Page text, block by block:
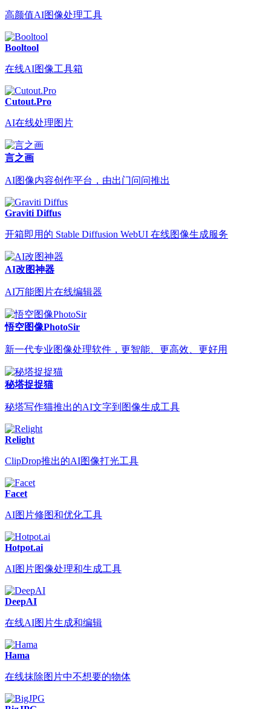
高颜值AI图像处理工具
Booltool
在线AI图像工具箱
Cutout.Pro
AI在线处理图片
言之画
AI图像内容创作平台，由出门问问推出
Graviti Diffus
开箱即用的 Stable Diffusion WebUI 在线图像生成服务
AI改图神器
AI万能图片在线编辑器
悟空图像PhotoSir
新一代专业图像处理软件，更智能、更高效、更好用
秘塔捉捉猫
秘塔写作猫推出的AI文字到图像生成工具
Relight
ClipDrop推出的AI图像打光工具
Facet
AI图片修图和优化工具
Hotpot.ai
AI图片图像处理和生成工具
DeepAI
在线AI图片生成和编辑
Hama
在线抹除图片中不想要的物体